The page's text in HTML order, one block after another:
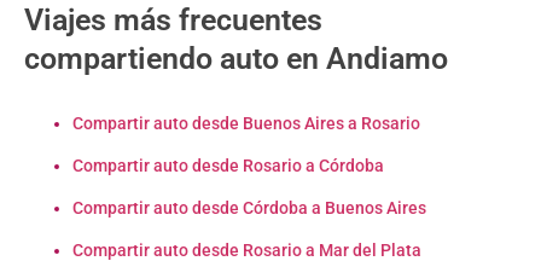
Viajes más frecuentes
compartiendo auto en Andiamo
Compartir auto desde Buenos Aires a Rosario
Compartir auto desde Rosario a Córdoba
Compartir auto desde Córdoba a Buenos Aires
Compartir auto desde Rosario a Mar del Plata